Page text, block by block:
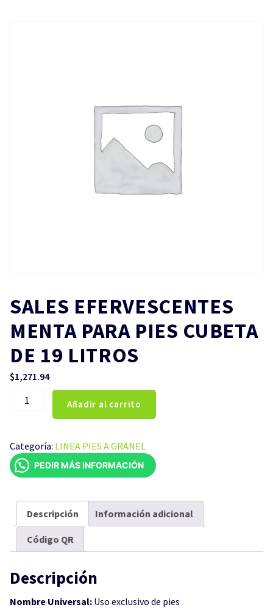
SALES EFERVESCENTES
MENTA PARA PIES CUBETA
DE 19 LITROS
$1,271.94
SALES
EFERVESCENTES
PARA
PIES
CUBETA
19
LITROS
cantidad
Añadir al carrito
Categoría: LINEA PIES A GRANEL
PEDIR MÁS INFORMACIÓN
Descripción Información adicional
Código QR
Descripción
Nombre Universal: Uso exclusivo de pies